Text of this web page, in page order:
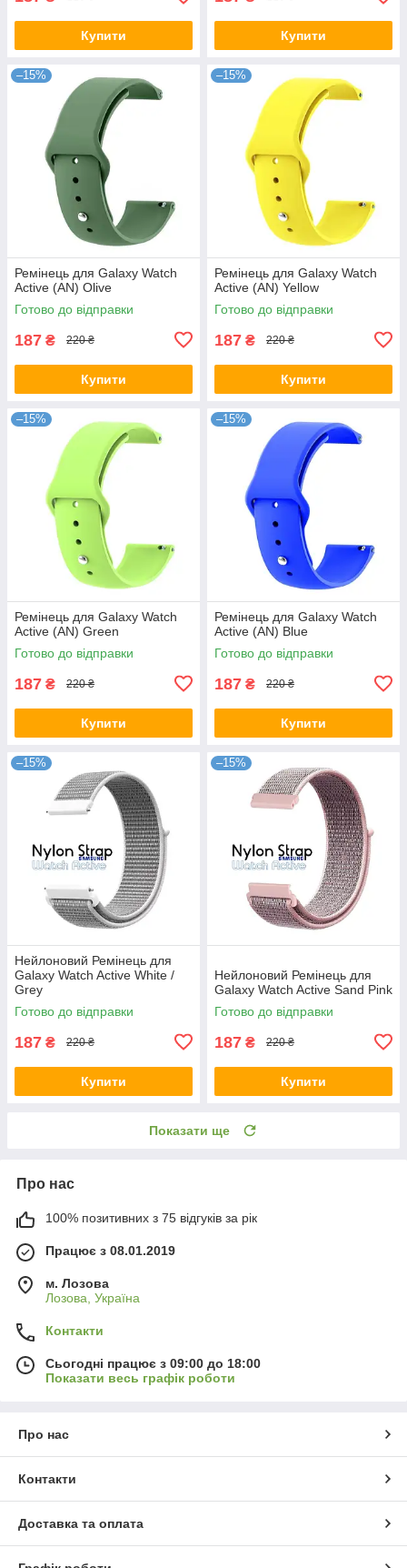
Купити Купити
–15%
Ремінець для Galaxy Watch
Active (AN) Olive
Готово до відправки
187 ₴ 220 ₴
Купити
–15%
Ремінець для Galaxy Watch
Active (AN) Yellow
Готово до відправки
187 ₴ 220 ₴
Купити
–15%
Ремінець для Galaxy Watch
Active (AN) Green
Готово до відправки
187 ₴ 220 ₴
Купити
–15%
Ремінець для Galaxy Watch
Active (AN) Blue
Готово до відправки
187 ₴ 220 ₴
Купити
–15%
Нейлоновий Ремінець для
Galaxy Watch Active White /
Grey
Готово до відправки
187 ₴ 220 ₴
Купити
–15%
Нейлоновий Ремінець для
Galaxy Watch Active Sand Pink
Готово до відправки
187 ₴ 220 ₴
Купити
Показати ще
Про нас
100% позитивних з 75 відгуків за рік
Працює з 08.01.2019
м. Лозова
Лозова, Україна
Контакти
Сьогодні працює з 09:00 до 18:00
Показати весь графік роботи
Про нас
Контакти
Доставка та оплата